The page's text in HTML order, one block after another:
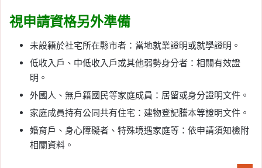
視申請資格另外準備
未設籍於社宅所在縣市者：當地就業證明或就學證明。
低收入戶、中低收入戶或其他弱勢身分者：相關有效證
明。
外國人、無戶籍國民等家庭成員：居留或身分證明文件。
家庭成員持有公同共有住宅：建物登記謄本等證明文件。
婚育戶、身心障礙者、特殊境遇家庭等：依申請須知檢附
相關資料。